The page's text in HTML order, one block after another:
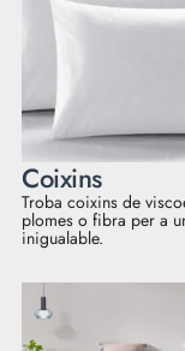
Coixins
Troba coixins de
plomes o fibra per a
inigualable.